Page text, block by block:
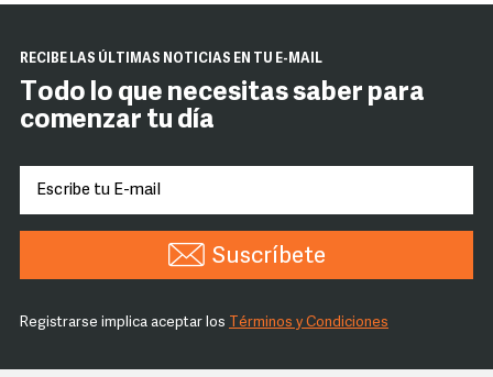
RECIBE LAS ÚLTIMAS NOTICIAS EN TU E-MAIL
Todo lo que necesitas saber para
comenzar tu día
Suscríbete
Registrarse implica aceptar los Términos y Condiciones